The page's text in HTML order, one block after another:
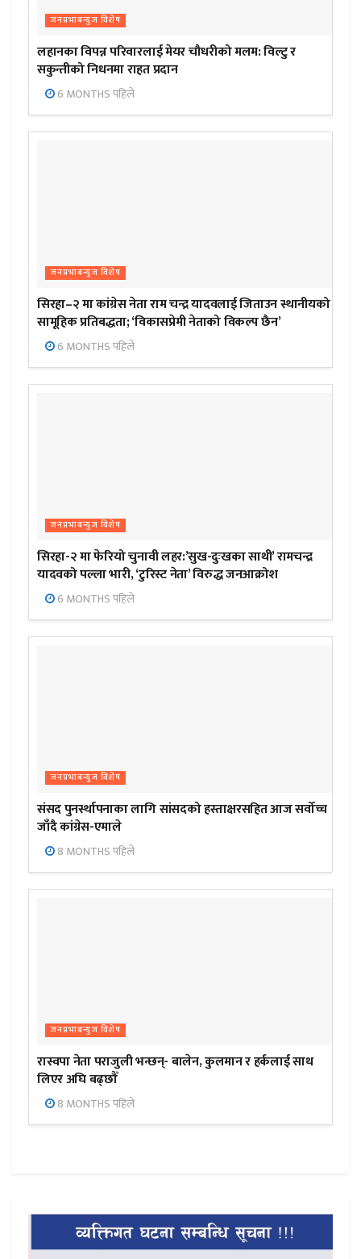
जनप्रभाबन्युज विशेष
लहानका विपन्न परिवारलाई मेयर चौधरीको मलम: विल्टु र
सकुन्तीको निधनमा राहत प्रदान
6 MONTHS पहिले
जनप्रभाबन्युज विशेष
सिरहा–२ मा कांग्रेस नेता राम चन्द्र यादवलाई जिताउन स्थानीयको
सामूहिक प्रतिबद्धता; ‘विकासप्रेमी नेताको विकल्प छैन’
6 MONTHS पहिले
जनप्रभाबन्युज विशेष
सिरहा-२ मा फेरियो चुनावी लहर:’सुख-दुःखका साथी’ रामचन्द्र
यादवको पल्ला भारी, ‘टुरिस्ट नेता’ विरुद्ध जनआक्रोश
6 MONTHS पहिले
जनप्रभाबन्युज विशेष
संसद पुनर्स्थापनाका लागि सांसदको हस्ताक्षरसहित आज सर्वोच्च
जाँदै कांग्रेस-एमाले
8 MONTHS पहिले
जनप्रभाबन्युज विशेष
रास्वपा नेता पराजुली भन्छन्- बालेन, कुलमान र हर्कलाई साथ
लिएर अघि बढ्छौँ
8 MONTHS पहिले